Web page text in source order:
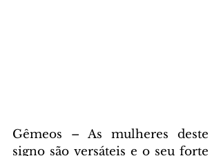
Gêmeos – As mulheres deste
signo são versáteis e o seu forte